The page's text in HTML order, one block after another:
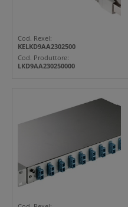
Cod. Rexel:
KELKD9AA2302500
Cod. Produttore:
LKD9AA230250000